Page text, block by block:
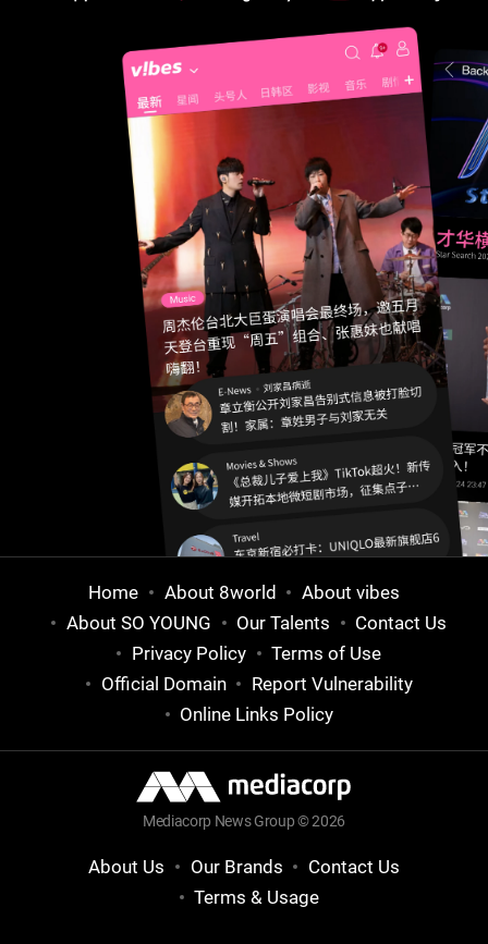
Home About 8world
About vibes
About SO YOUNG
Our Talents
Contact Us
Privacy Policy
Terms of Use
Official Domain
Report Vulnerability
Online Links Policy
Mediacorp News Group © 2026
About Us Our Brands
Contact Us
Terms & Usage